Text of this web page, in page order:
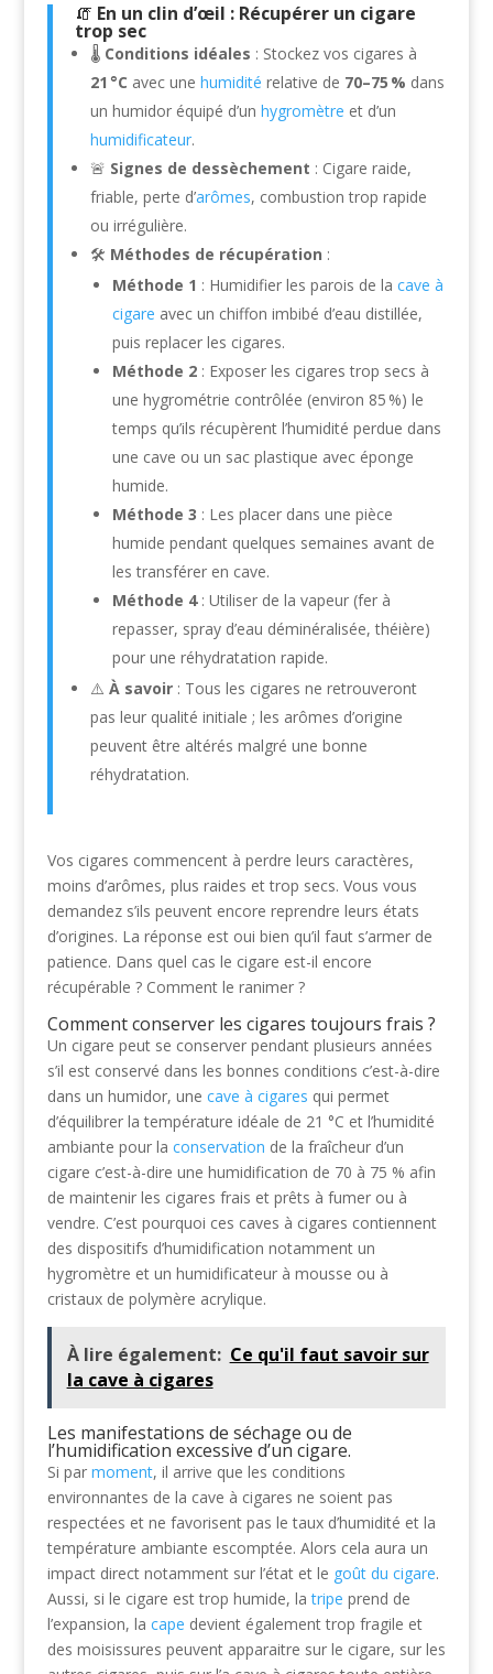
🧯 En un clin d’œil : Récupérer un cigare
trop sec
🌡️ Conditions idéales : Stockez vos cigares à
21 °C avec une humidité relative de 70–75 % dans
un humidor équipé d’un hygromètre et d’un
humidificateur.
🚨 Signes de dessèchement : Cigare raide,
friable, perte d’arômes, combustion trop rapide
ou irrégulière.
🛠️ Méthodes de récupération :
Méthode 1 : Humidifier les parois de la cave à
cigare avec un chiffon imbibé d’eau distillée,
puis replacer les cigares.
Méthode 2: Exposer les cigares trop secs à
une hygrométrie contrôlée (environ 85 %) le
temps qu’ils récupèrent l’humidité perdue dans
une cave ou un sac plastique avec éponge
humide.
Méthode 3 : Les placer dans une pièce
humide pendant quelques semaines avant de
les transférer en cave.
Méthode 4: Utiliser de la vapeur (fer à
repasser, spray d’eau déminéralisée, théière)
pour une réhydratation rapide.
⚠️ À savoir: Tous les cigares ne retrouveront
pas leur qualité initiale ; les arômes d’origine
peuvent être altérés malgré une bonne
réhydratation.
Vos cigares commencent à perdre leurs caractères,
moins d’arômes, plus raides et trop secs. Vous vous
demandez s’ils peuvent encore reprendre leurs états
d’origines. La réponse est oui bien qu’il faut s’armer de
patience. Dans quel cas le cigare est-il encore
récupérable ? Comment le ranimer ?
Comment conserver les cigares toujours frais ?
Un cigare peut se conserver pendant plusieurs années
s’il est conservé dans les bonnes conditions c’est-à-dire
dans un humidor, une cave à cigares qui permet
d’équilibrer la température idéale de 21 °C et l’humidité
ambiante pour la conservation de la fraîcheur d’un
cigare c’est-à-dire une humidification de 70 à 75 % afin
de maintenir les cigares frais et prêts à fumer ou à
vendre. C’est pourquoi ces caves à cigares contiennent
des dispositifs d’humidification notamment un
hygromètre et un humidificateur à mousse ou à
cristaux de polymère acrylique.
À lire également: Ce qu'il faut savoir sur
la cave à cigares
Les manifestations de séchage ou de
l’humidification excessive d’un cigare.
Si par moment, il arrive que les conditions
environnantes de la cave à cigares ne soient pas
respectées et ne favorisent pas le taux d’humidité et la
température ambiante escomptée. Alors cela aura un
impact direct notamment sur l’état et le goût du cigare.
Aussi, si le cigare est trop humide, latripe prend de
l’expansion, la cape devient également trop fragile et
des moisissures peuvent apparaitre sur le cigare, sur les